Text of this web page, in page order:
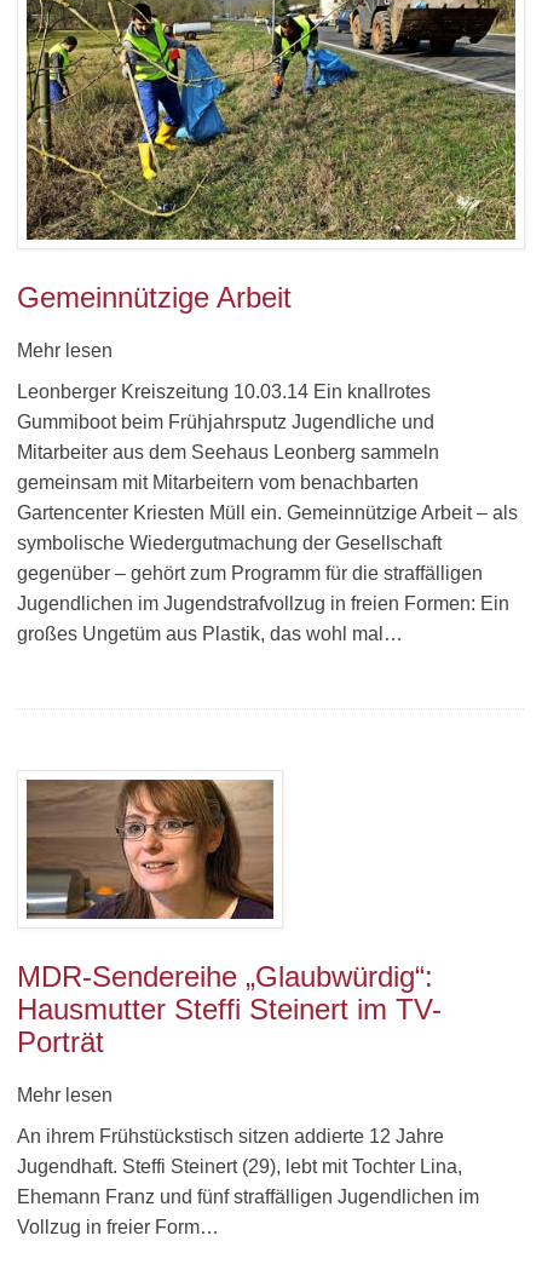
Gemeinnützige Arbeit
Mehr lesen
Leonberger Kreiszeitung 10.03.14 Ein knallrotes
Gummiboot beim Frühjahrsputz Jugendliche und
Mitarbeiter aus dem Seehaus Leonberg sammeln
gemeinsam mit Mitarbeitern vom benachbarten
Gartencenter Kriesten Müll ein. Gemeinnützige Arbeit – als
symbolische Wiedergutmachung der Gesellschaft
gegenüber – gehört zum Programm für die straffälligen
Jugendlichen im Jugendstrafvollzug in freien Formen: Ein
großes Ungetüm aus Plastik, das wohl mal…
MDR-Sendereihe „Glaubwürdig“:
Hausmutter Steffi Steinert im TV-
Porträt
Mehr lesen
An ihrem Frühstückstisch sitzen addierte 12 Jahre
Jugendhaft. Steffi Steinert (29), lebt mit Tochter Lina,
Ehemann Franz und fünf straffälligen Jugendlichen im
Vollzug in freier Form…